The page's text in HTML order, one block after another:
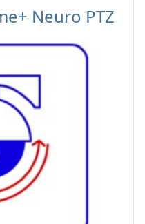
Neuro PTZ